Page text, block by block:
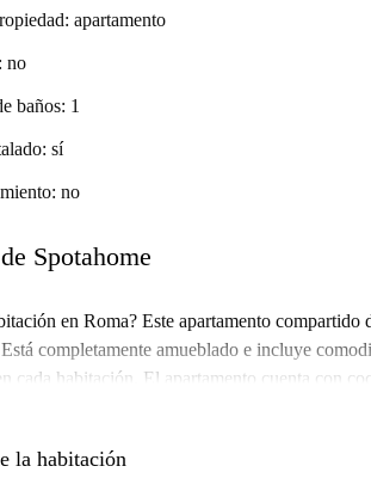
apartamento
no
baños: 1
sí
no
Spotahome
en Roma? Este apartamento compartido
completamente amueblado e incluye
cada habitación. El apartamento cuenta con
y este alojamiento es ideal para profesionales,
la habitación